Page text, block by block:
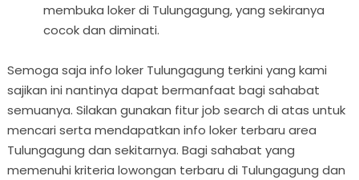
membuka loker di Tulungagung, yang sekiranya
cocok dan diminati.
Semoga saja info loker Tulungagung terkini yang kami
sajikan ini nantinya dapat bermanfaat bagi sahabat
semuanya. Silakan gunakan fitur job search di atas untuk
mencari serta mendapatkan info loker terbaru area
Tulungagung dan sekitarnya. Bagi sahabat yang
memenuhi kriteria lowongan terbaru di Tulungagung dan